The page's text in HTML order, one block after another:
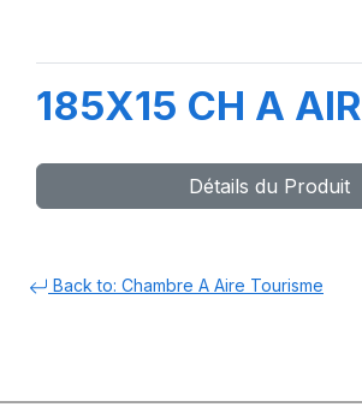
185X15 CH A AIR
Détails du Produit
Back to: Chambre A Aire Tourisme